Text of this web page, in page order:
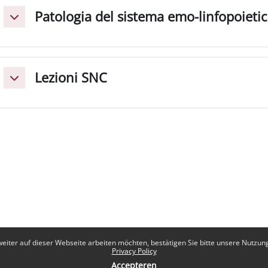
auf dieser Webseite arbeiten möchten, bestätigen Sie bitte unsere
Privacy Policy
Accepteren
EinklappenPatologia del sistema emo-
EinklappenLezioni SNC